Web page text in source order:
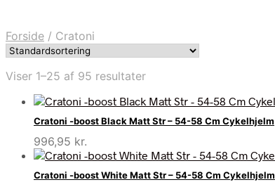
Forside / Cratoni
Viser 1–25 af 95 resultater
Cratoni -boost Black Matt Str – 54-58 Cm Cykelhjelm
996,95 kr.
Cratoni -boost White Matt Str – 54-58 Cm Cykelhjelm